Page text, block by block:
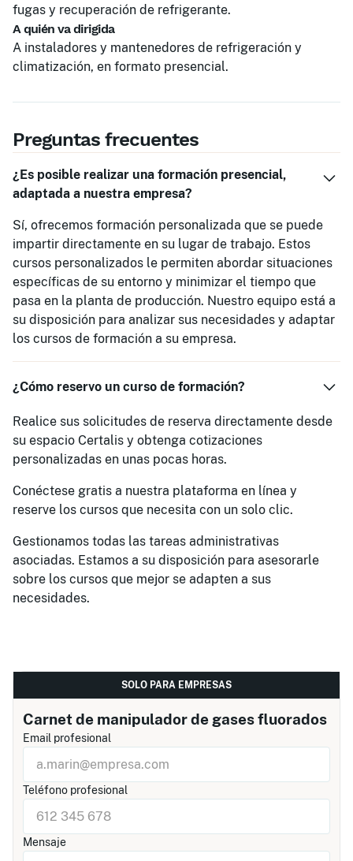
fugas y recuperación de refrigerante.
A quién va dirigida
A instaladores y mantenedores de refrigeración y
climatización, en formato presencial.
Preguntas frecuentes
¿Es posible realizar una formación presencial,
adaptada a nuestra empresa?
Sí, ofrecemos formación personalizada que se puede
impartir directamente en su lugar de trabajo. Estos
cursos personalizados le permiten abordar situaciones
específicas de su entorno y minimizar el tiempo que
pasa en la planta de producción. Nuestro equipo está a
su disposición para analizar sus necesidades y adaptar
los cursos de formación a su empresa.
¿Cómo reservo un curso de formación?
Realice sus solicitudes de reserva directamente desde
su espacio Certalis y obtenga cotizaciones
personalizadas en unas pocas horas.
Conéctese gratis a nuestra plataforma en línea y
reserve los cursos que necesita con un solo clic.
Gestionamos todas las tareas administrativas
asociadas. Estamos a su disposición para asesorarle
sobre los cursos que mejor se adapten a sus
necesidades.
SOLO PARA EMPRESAS
Carnet de manipulador de gases fluorados
Email profesional
Teléfono profesional
Mensaje